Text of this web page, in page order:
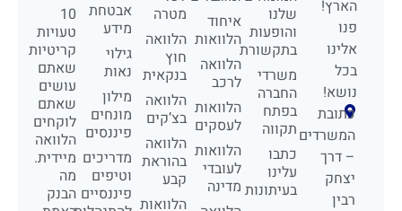
הארץ!
פנו
אלינו
בכל
נושא!
כתובת
המשרדים
– דרך
יצחק
רבין
שלנו
והופעות
בתקשורת
משרדי
החברה
בפתח
תקווה
כתבו
עלינו
בעיתונות
איחוד
הלוואות
הלוואה
לרכב
הלוואות
לעסקים
הלוואות
לעובדי
מדינה
מטרה
הלוואה
חוץ
בנקאית
הלוואה
בצ’קים
הלוואה
בהוראת
קבע
הלוואות
אבטחת
מידע
גילוי
נאות
מילון
מונחים
פיננסים
מדריכים
וטיפים
פיננסיים
10
טעויות
קריטיות
שאתם
עושים
שאתם
לוקחים
הלוואה
מיידית.
מה
הבנק